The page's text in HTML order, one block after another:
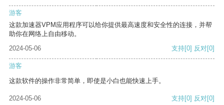
游客
这款加速器VPM应用程序可以给你提供最高速度和安全性的连接，并帮
助你在网络上自由移动。
2024-05-06
支持[0] 反对[0]
游客
这款软件的操作非常简单，即使是小白也能快速上手。
2024-05-06 支持[0] 反对[0]